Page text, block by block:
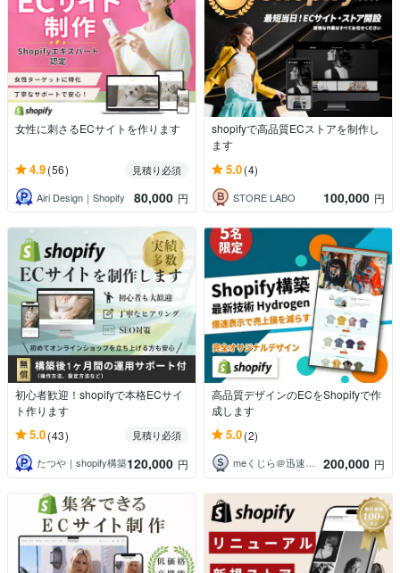
女性に刺さるECサイトを作ります
4.9(56)
見積り必須
Airi Design｜Shopify
80,000 円
shopifyで高品質ECストアを制作し
ます
5.0(4)
STORE LABO 100,000 円
初心者歓迎！shopifyで本格ECサイ
ト作ります
5.0(43)
見積り必須
たつや｜shopify構築120,000 円
高品質デザインのECをShopifyで作
成します
5.0(2)
meくじら＠迅速・丁寧な対応でHP作成 200,000 円